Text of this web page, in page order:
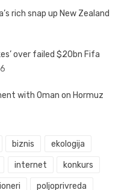
rich snap up New Zealand
over failed $20bn Fifa
with Oman on Hormuz
biznis ekologija
internet konkurs
poljoprivreda